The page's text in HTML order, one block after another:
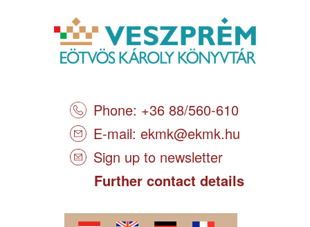
Phone: +36 88/560-610
E-mail: ekmk@ekmk.hu
Sign up to newsletter
Further contact details